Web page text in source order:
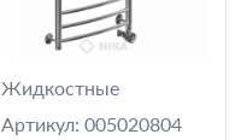
Жидкостные
Артикул: 005020804